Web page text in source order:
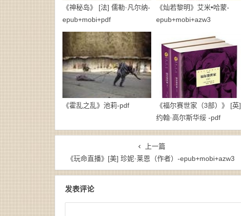
《神秘岛》 [法] 儒勒·凡尔纳-
epub+mobi+pdf
《灿若黎明》艾米•哈蒙-
epub+mobi+azw3
《霍乱之乱》池莉-pdf
《福尔赛世家（3部）》 [英]
约翰·高尔斯华绥 -pdf
上一篇
《玩命直播》[美] 珍妮·莱恩（作者）-epub+mobi+azw3
发表评论